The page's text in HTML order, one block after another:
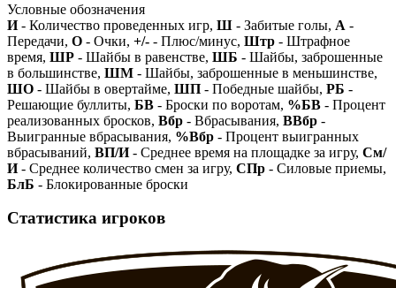
Условные обозначения
И- Количество проведенных игр, Ш - Забитые голы, А -
Передачи, О - Очки, +/- - Плюс/минус, Штр - Штрафное
время, ШР - Шайбы в равенстве, ШБ - Шайбы, заброшенные
в большинстве, ШМ - Шайбы, заброшенные в меньшинстве,
ШО - Шайбы в овертайме, ШП - Победные шайбы, РБ -
Решающие буллиты, БВ - Броски по воротам, %БВ - Процент
реализованных бросков, Вбр - Вбрасывания, ВВбр -
Выигранные вбрасывания, %Вбр - Процент выигранных
вбрасываний, ВП/И- Среднее время на площадке за игру, См/
И- Среднее количество смен за игру, СПр - Силовые приемы,
БлБ - Блокированные броски
Статистика игроков